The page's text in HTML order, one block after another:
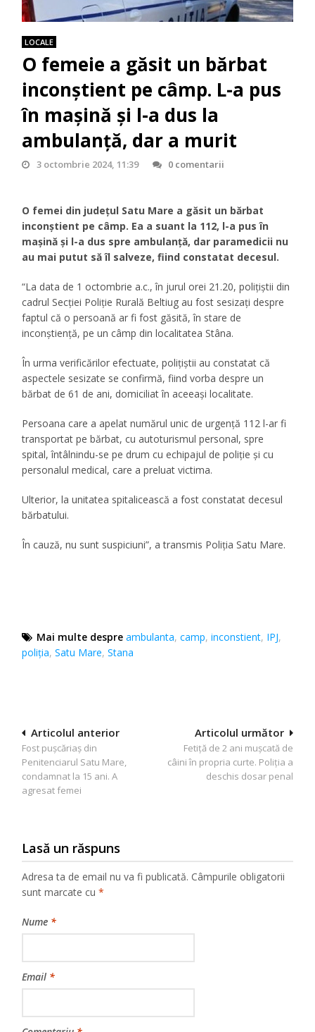
LOCALE
O femeie a găsit un bărbat
inconştient pe câmp. L-a pus
în maşină şi l-a dus la
ambulanţă, dar a murit
3 octombrie 2024, 11:39 0 comentarii
O femei din judeţul Satu Mare a găsit un bărbat
inconştient pe câmp. Ea a suant la 112, l-a pus în
maşină şi l-a dus spre ambulanţă, dar paramedicii nu
au mai putut să îl salveze, fiind constatat decesul.
“La data de 1 octombrie a.c., în jurul orei 21.20, polițiștii din
cadrul Secției Poliție Rurală Beltiug au fost sesizați despre
faptul că o persoană ar fi fost găsită, în stare de
inconștiență, pe un câmp din localitatea Stâna.
În urma verificărilor efectuate, polițiștii au constatat că
aspectele sesizate se confirmă, fiind vorba despre un
bărbat de 61 de ani, domiciliat în aceeași localitate.
Persoana care a apelat numărul unic de urgență 112 l-ar fi
transportat pe bărbat, cu autoturismul personal, spre
spital, întâlnindu-se pe drum cu echipajul de poliție și cu
personalul medical, care a preluat victima.
Ulterior, la unitatea spitalicească a fost constatat decesul
bărbatului.
În cauză, nu sunt suspiciuni”, a transmis Poliţia Satu Mare.
Mai multe despre ambulanta,camp,inconstient, IPJ,
poliţia,Satu Mare,Stana
Navigare
în
articole
Articolul următor
Fetiţă de 2 ani muşcată de
câini în propria curte. Poliţia a
deschis dosar penal
Articolul anterior
Fost puşcăriaş din
Penitenciarul Satu Mare,
condamnat la 15 ani. A
agresat femei
Lasă un răspuns
Adresa ta de email nu va fi publicată. Câmpurile obligatorii
sunt marcate cu*
Nume *
Email *